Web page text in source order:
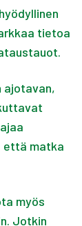
tietoa
ajotavan,
että matka
myös
Jotkin